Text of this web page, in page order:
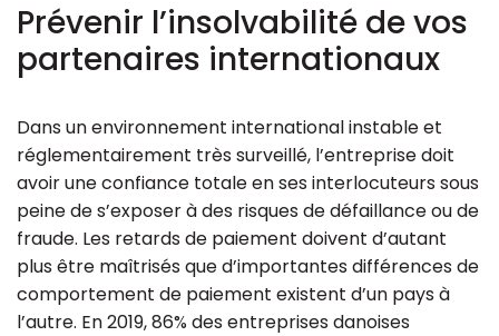
Prévenir l’insolvabilité de vos
partenaires internationaux
Dans un environnement international instable et
réglementairement très surveillé, l’entreprise doit
avoir une confiance totale en ses interlocuteurs sous
peine de s’exposer à des risques de défaillance ou de
fraude. Les retards de paiement doivent d’autant
plus être maîtrisés que d’importantes différences de
comportement de paiement existent d’un pays à
l’autre. En 2019, 86% des entreprises danoises